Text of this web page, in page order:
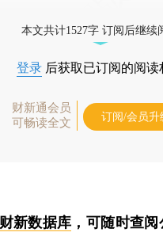
本文共计1527字 订阅后继续
登录 后获取已订阅的阅读
财新通会员
可畅读全文
订阅/会员升
财新数据库 ，可随时查阅